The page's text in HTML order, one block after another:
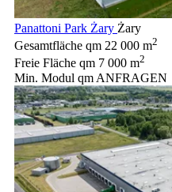
Panattoni Park Żary Żary
Gesamtfläche qm 22 000 m2
Freie Fläche qm 7 000 m2
Min. Modul qm ANFRAGEN